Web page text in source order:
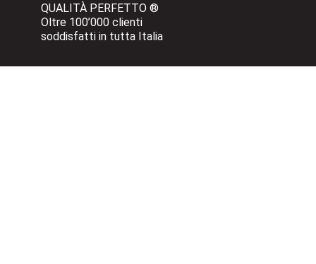
QUALITÀ PERFETTO ®
Oltre 100’000 clienti
soddisfatti in tutta Italia